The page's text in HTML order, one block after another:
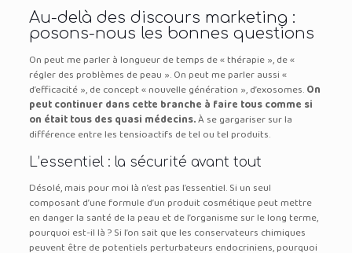
Au-delà des discours marketing :
posons-nous les bonnes questions
On peut me parler à longueur de temps de « thérapie », de «
régler des problèmes de peau ». On peut me parler aussi «
d’efficacité », de concept « nouvelle génération », d’exosomes.On
peut continuer dans cette branche à faire tous comme si
on était tous des quasi médecins.À se gargariser sur la
différence entre les tensioactifs de tel ou tel produits.
L’essentiel : la sécurité avant tout
Désolé, mais pour moi là n’est pas l’essentiel. Si un seul
composant d’une formule d’un produit cosmétique peut mettre
en danger la santé de la peau et de l’organisme sur le long terme,
pourquoi est-il là ? Si l’on sait que les conservateurs chimiques
peuvent être de potentiels perturbateurs endocriniens, pourquoi